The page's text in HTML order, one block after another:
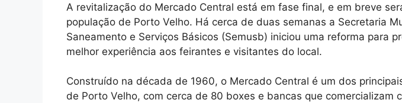
A revitalização do Mercado Central está em fase final, e em breve
população de Porto Velho. Há cerca de duas semanas a Secretaria
Saneamento e Serviços Básicos (Semusb) iniciou uma reforma para
melhor experiência aos feirantes e visitantes do local.
Construído na década de 1960, o Mercado Central é um dos
de Porto Velho, com cerca de 80 boxes e bancas que comercializam